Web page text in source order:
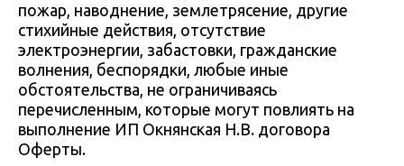
пожар, наводнение, землетрясение, другие
стихийные действия, отсутствие
электроэнергии, забастовки, гражданские
волнения, беспорядки, любые иные
обстоятельства, не ограничиваясь
перечисленным, которые могут повлиять на
выполнение ИП Окнянская Н.В. договора
Оферты.